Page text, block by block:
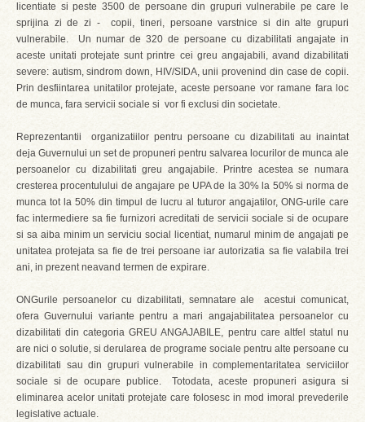
licentiate si peste 3500 de persoane din grupuri vulnerabile pe care le
sprijina zi de zi - copii, tineri, persoane varstnice si din alte grupuri
vulnerabile. Un numar de 320 de persoane cu dizabilitati angajate in
aceste unitati protejate sunt printre cei greu angajabili, avand dizabilitati
severe: autism, sindrom down, HIV/SIDA, unii provenind din case de copii.
Prin desfiintarea unitatilor protejate, aceste persoane vor ramane fara loc
de munca, fara servicii sociale si vor fi exclusi din societate.
Reprezentantii organizatiilor pentru persoane cu dizabilitati au inaintat
deja Guvernului un set de propuneri pentru salvarea locurilor de munca ale
persoanelor cu dizabilitati greu angajabile. Printre acestea se numara
cresterea procentulului de angajare pe UPA de la 30% la 50% si norma de
munca tot la 50% din timpul de lucru al tuturor angajatilor, ONG-urile care
fac intermediere sa fie furnizori acreditati de servicii sociale si de ocupare
si sa aiba minim un serviciu social licentiat, numarul minim de angajati pe
unitatea protejata sa fie de trei persoane iar autorizatia sa fie valabila trei
ani, in prezent neavand termen de expirare.
ONGurile persoanelor cu dizabilitati, semnatare ale acestui comunicat,
ofera Guvernului variante pentru a mari angajabilitatea persoanelor cu
dizabilitati din categoria GREU ANGAJABILE, pentru care altfel statul nu
are nici o solutie, si derularea de programe sociale pentru alte persoane cu
dizabilitati sau din grupuri vulnerabile in complementaritatea serviciilor
sociale si de ocupare publice. Totodata, aceste propuneri asigura si
eliminarea acelor unitati protejate care folosesc in mod imoral prevederile
legislative actuale.